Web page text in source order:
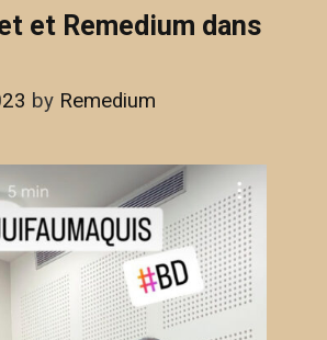
et Remedium dans
by Remedium